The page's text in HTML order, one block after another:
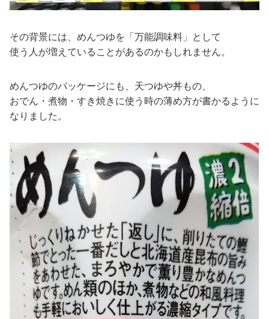
その背景には、めんつゆを「万能調味料」として
使う人が増えていることがあるのかもしれません。
めんつゆのパッケージにも、天つゆや丼もの、
おでん・煮物・すき焼きに使う時の薄め方が書かるように
なりました。